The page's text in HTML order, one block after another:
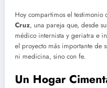
Hoy compartimos el testimonio
Cruz, una pareja que, desde
médico internista y geriatra e
el proyecto más importante de
ni medicina, sino con fe.
Un Hogar